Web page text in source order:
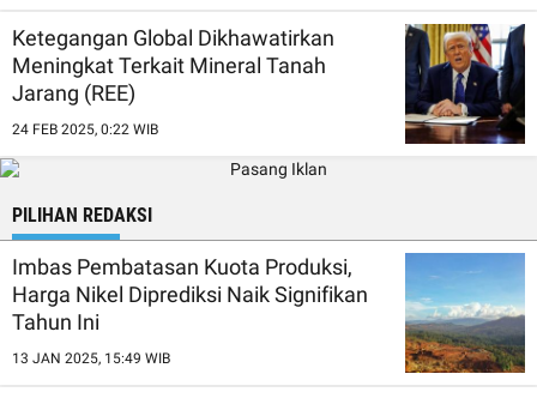
Ketegangan Global Dikhawatirkan
Meningkat Terkait Mineral Tanah
Jarang (REE)
24 FEB 2025, 0:22 WIB
PILIHAN REDAKSI
Imbas Pembatasan Kuota Produksi,
Harga Nikel Diprediksi Naik Signifikan
Tahun Ini
13 JAN 2025, 15:49 WIB